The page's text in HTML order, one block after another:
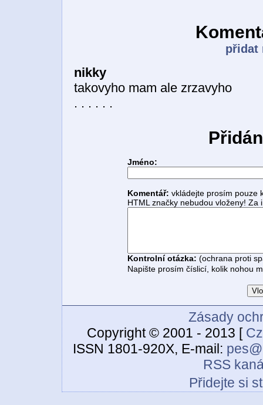
přidat
nikky
takovyho mam ale zrzavyho
. . . . . .
Jméno:
Komentář: vkládejte prosím pouze
HTML značky nebudou vloženy!
Kontrolní otázka: (ochrana proti
Napište prosím číslicí, kolik nohou
Zásady
Copyright © 2001 - 2013 [
ISSN 1801-920X, E-mail:
RSS
Přidejte si